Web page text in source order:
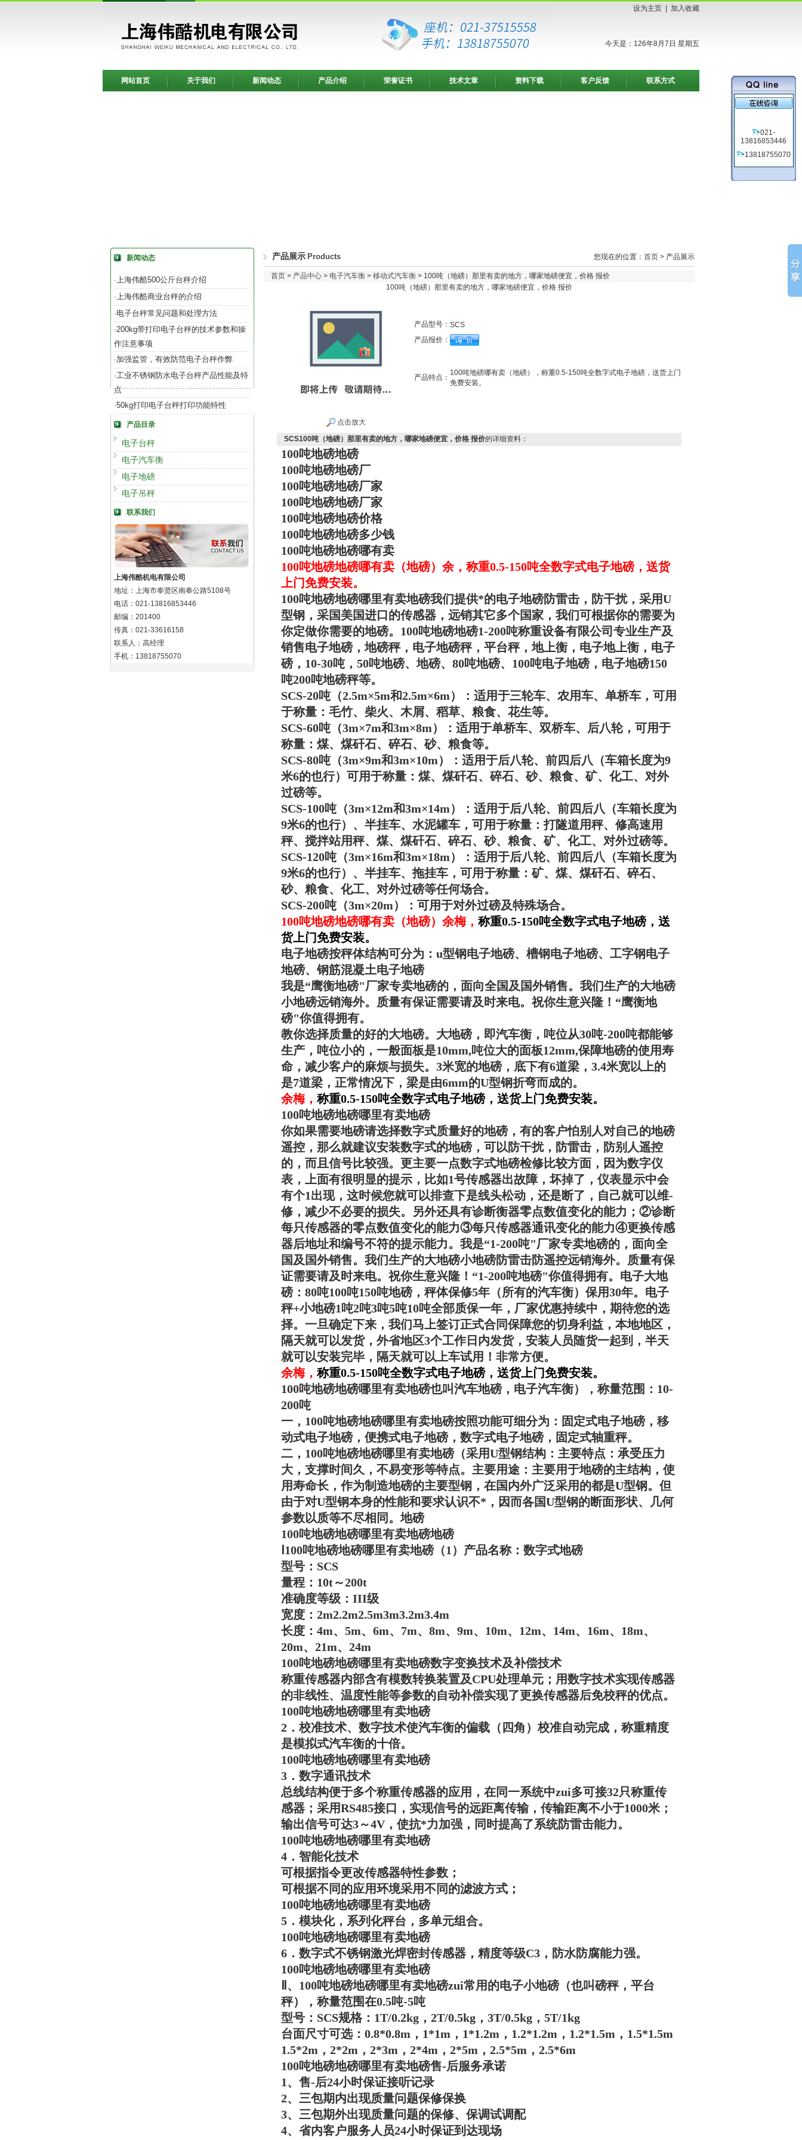
设为主页 加入收藏
今天是：126年8月7日 星期五
网站首页 关于我们 新闻动态 产品介绍 荣誉证书 技术文章 资料下载 客户反馈 联系方式
新闻动态
·上海伟酷500公斤台秤介绍
·上海伟酷商业台秤的介绍
·电子台秤常见问题和处理方法
·200kg带打印电子台秤的技术参数和操
作注意事项
·加强监管，有效防范电子台秤作弊
·工业不锈钢防水电子台秤产品性能及特
点
·50kg打印电子台秤打印功能特性
产品目录
电子台秤
电子汽车衡
电子地磅
电子吊秤
联系我们
上海伟酷机电有限公司
地址：上海市奉贤区南奉公路5108号
电话：021-13816853446
邮编：201400
传真：021-33616158
联系人：高经理
手机：13818755070
产品展示 Products 您现在的位置： 首页 > 产品展示
首页 > 产品中心 > 电子汽车衡 > 移动式汽车衡 > 100吨（地磅）那里有卖的地方，哪家地磅便宜，价格 报价
100吨（地磅）那里有卖的地方，哪家地磅便宜，价格 报价
点击放大
产品型号： SCS
产品报价：
产品特点：
100吨地磅哪有卖（地磅），称重0.5-150吨全数字式电子地磅，送货上门
免费安装。
SCS100吨（地磅）那里有卖的地方，哪家地磅便宜，价格 报价的详细资料：
100吨地磅地磅
100吨地磅地磅厂
100吨地磅地磅厂家
100吨地磅地磅厂家
100吨地磅地磅价格
100吨地磅地磅多少钱
100吨地磅地磅哪有卖
100吨地磅地磅哪有卖（地磅） 余， 称重0.5-150吨全数字式电子地磅，送货
上门免费安装。
100吨地磅地磅哪里有卖地磅我们提供*的电子地磅防雷击，防干扰，采用U
型钢，采国美国进口的传感器，远销其它多个国家，我们可根据你的需要为
你定做你需要的地磅。 100吨地磅地磅1-200吨称重设备有限公司专业生产及
销售电子地磅，地磅秤，电子地磅秤，平台秤，地上衡，电子地上衡，电子
磅，10-30吨，50吨地磅、地磅、80吨地磅、100吨电子地磅，电子地磅150
吨200吨地磅秤等。
SCS-20吨（2.5m×5m和2.5m×6m）：适用于三轮车、农用车、单桥车，可用
于称量：毛竹、柴火、木屑、稻草、粮食、花生等。
SCS-60吨（3m×7m和3m×8m）：适用于单桥车、双桥车、后八轮，可用于
称量：煤、煤矸石、碎石、砂、粮食等。
SCS-80吨（3m×9m和3m×10m）：适用于后八轮、前四后八（车箱长度为9
米6的也行）可用于称量：煤、煤矸石、碎石、砂、粮食、矿、化工、对外
过磅等。
SCS-100吨（3m×12m和3m×14m）：适用于后八轮、前四后八（车箱长度为
9米6的也行）、半挂车、水泥罐车，可用于称量：打隧道用秤、修高速用
秤、搅拌站用秤、煤、煤矸石、碎石、砂、粮食、矿、化工、对外过磅等。
SCS-120吨（3m×16m和3m×18m）：适用于后八轮、前四后八（车箱长度为
9米6的也行）、半挂车、拖挂车，可用于称量：矿、煤、煤矸石、碎石、
砂、粮食、化工、对外过磅等任何场合。
SCS-200吨（3m×20m）：可用于对外过磅及特殊场合。
100吨地磅地磅哪有卖（地磅）余梅， 称重0.5-150吨全数字式电子地磅，送
货上门免费安装。
电子地磅按秤体结构可分为：u型钢电子地磅、槽钢电子地磅、工字钢电子
地磅、钢筋混凝土电子地磅
我是“鹰衡地磅"厂家专卖地磅的，面向全国及国外销售。我们生产的大地磅
小地磅远销海外。质量有保证需要请及时来电。祝你生意兴隆！“鹰衡地
磅"你值得拥有。
教你选择质量的好的大地磅。大地磅，即汽车衡，吨位从30吨-200吨都能够
生产，吨位小的，一般面板是10mm,吨位大的面板12mm,保障地磅的使用寿
命，减少客户的麻烦与损失。3米宽的地磅，底下有6道梁，3.4米宽以上的
是7道梁，正常情况下，梁是由6mm的U型钢折弯而成的。
余梅， 称重0.5-150吨全数字式电子地磅，送货上门免费安装。
100吨地磅地磅哪里有卖地磅
你如果需要地磅请选择数字式质量好的地磅，有的客户怕别人对自己的地磅
遥控，那么就建议安装数字式的地磅，可以防干扰，防雷击，防别人遥控
的，而且信号比较强。更主要一点数字式地磅检修比较方面，因为数字仪
表，上面有很明显的提示，比如1号传感器出故障，坏掉了，仪表显示中会
有个1出现，这时候您就可以排查下是线头松动，还是断了，自己就可以维-
修，减少不必要的损失。另外还具有诊断衡器零点数值变化的能力；②诊断
每只传感器的零点数值变化的能力③每只传感器通讯变化的能力④更换传感
器后地址和编号不符的提示能力。我是“1-200吨"厂家专卖地磅的，面向全
国及国外销售。我们生产的大地磅小地磅防雷击防遥控远销海外。质量有保
证需要请及时来电。祝你生意兴隆！“1-200吨地磅"你值得拥有。电子大地
磅：80吨100吨150吨地磅，秤体保修5年（所有的汽车衡）保用30年。电子
秤+小地磅1吨2吨3吨5吨10吨全部质保一年，厂家优惠持续中，期待您的选
择。一旦确定下来，我们马上签订正式合同保障您的切身利益，本地地区，
隔天就可以发货，外省地区3个工作日内发货，安装人员随货一起到，半天
就可以安装完毕，隔天就可以上车试用！非常方便。
余梅， 称重0.5-150吨全数字式电子地磅，送货上门免费安装。
100吨地磅地磅哪里有卖地磅也叫汽车地磅，电子汽车衡），称量范围：10-
200吨
一， 100吨地磅地磅哪里有卖地磅按照功能可细分为：固定式电子地磅，移
动式电子地磅，便携式电子地磅，数字式电子地磅，固定式轴重秤。
二， 100吨地磅地磅哪里有卖地磅 （采用U型钢结构：主要特点：承受压力
大，支撑时间久，不易变形等特点。主要用途：主要用于地磅的主结构，使
用寿命长，作为制造地磅的主要型钢，在国内外广泛采用的都是U型钢。但
由于对U型钢本身的性能和要求认识不*，因而各国U型钢的断面形状、几何
参数以质等不尽相同。地磅
100吨地磅地磅哪里有卖地磅地磅
100吨地磅地磅哪里有卖地磅 （1）产品名称：数字式地磅
型号：SCS
量程：10t～200t
准确度等级：III级
宽度：2m2.2m2.5m3m3.2m3.4m
长度：4m、5m、6m、7m、8m、9m、10m、12m、14m、16m、18m、
20m、21m、24m
100吨地磅地磅哪里有卖地磅数字变换技术及补偿技术
称重传感器内部含有模数转换装置及CPU处理单元；用数字技术实现传感器
的非线性、温度性能等参数的自动补偿实现了更换传感器后免校秤的优点。
100吨地磅地磅哪里有卖地磅
2．校准技术、数字技术使汽车衡的偏载（四角）校准自动完成，称重精度
是模拟式汽车衡的十倍。
100吨地磅地磅哪里有卖地磅
3．数字通讯技术
总线结构便于多个称重传感器的应用，在同一系统中zui多可接32只称重传
感器；采用RS485接口，实现信号的远距离传输，传输距离不小于1000米；
输出信号可达3～4V，使抗*力加强，同时提高了系统防雷击能力。
100吨地磅地磅哪里有卖地磅
4．智能化技术
可根据指令更改传感器特性参数；
可根据不同的应用环境采用不同的滤波方式；
100吨地磅地磅哪里有卖地磅
5．模块化，系列化秤台，多单元组合。
100吨地磅地磅哪里有卖地磅
6．数字式不锈钢激光焊密封传感器，精度等级C3，防水防腐能力强。
100吨地磅地磅哪里有卖地磅
Ⅱ、 100吨地磅地磅哪里有卖地磅zui常用的电子小地磅（也叫磅秤，平台
秤），称量范围在0.5吨-5吨
型号：SCS规格：1T/0.2kg，2T/0.5kg，3T/0.5kg，5T/1kg
台面尺寸可选：0.8*0.8m，1*1m，1*1.2m，1.2*1.2m，1.2*1.5m，1.5*1.5m
1.5*2m，2*2m，2*3m，2*4m，2*5m，2.5*5m，2.5*6m
100吨地磅地磅哪里有卖地磅售-后服务承诺
1、售-后24小时保证接听记录
2、三包期内出现质量问题保修保换
3、三包期外出现质量问题的保修、保调试调配
4、省内客户服务人员24小时保证到达现场
021-
13816853446
13818755070